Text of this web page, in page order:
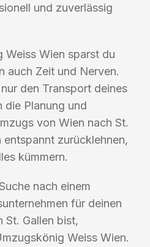
und zuverlässig
Wien sparst du
auch Zeit und Nerven.
den Transport deines
die Planung und
von Wien nach St.
zurücklehnen,
kümmern.
nach einem
für deinen
St. Gallen bist,
Weiss Wien.